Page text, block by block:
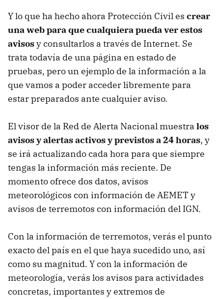
Y lo que ha hecho ahora Protección Civil es crear
una web para que cualquiera pueda ver estos
avisosy consultarlos a través de Internet. Se
trata todavía de una página en estado de
pruebas, pero un ejemplo de la información a la
que vamos a poder acceder libremente para
estar preparados ante cualquier aviso.
El visor de la Red de Alerta Nacional muestra los
avisos y alertas activos y previstos a 24 horas, y
se irá actualizando cada hora para que siempre
tengas la información más reciente. De
momento ofrece dos datos, avisos
meteorológicos con información de AEMET y
avisos de terremotos con información del IGN.
Con la información de terremotos, verás el punto
exacto del país en el que haya sucedido uno, así
como su magnitud. Y con la información de
meteorología, verás los avisos para actividades
concretas, importantes y extremos de